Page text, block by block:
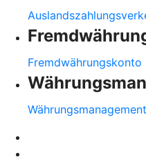
Fremdwährungskonto
Währungsmanagement